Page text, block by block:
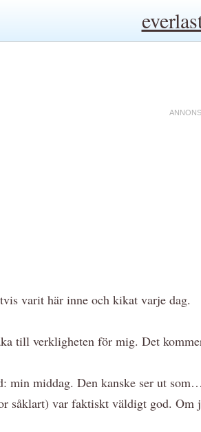
varit här inne och kikat varje dag.
till verkligheten för mig. Det
middag. Den kanske ser ut
såklart) var faktiskt väldigt god.